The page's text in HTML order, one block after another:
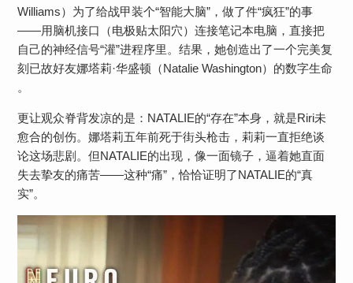
Williams）为了给战甲装个“智能大脑”，做了件“疯狂”的事
——用脑机接口（电极贴太阳穴）连接笔记本电脑，直接把
自己的神经信号“灌”进程序里。结果，她创造出了一个​​完美复
刻已故好友娜塔莉·华盛顿（Natalie Washington）的数字生命​​
。
更让观众脊背发凉的是：​​NATALIE的“存在”本身，就是Riri未
愈合的创伤​​。娜塔莉五年前死于街头枪击，莉莉一直拒绝谈
论这场悲剧。但NATALIE的出现，像一面镜子，逼着她直面
失去挚友的痛苦——这种“痛”，恰恰证明了NATALIE的“真
实”。